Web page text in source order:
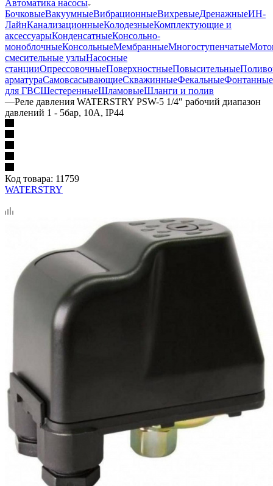
Автоматика насосы
БочковыеВакуумныеВибрационныеВихревыеДренажныеИН-
ЛайнКанализационныеКолодезныеКомплектующие и
аксессуарыКонденсатныеКонсольно-
моноблочныеКонсольныеМембранныеМногоступенчатые
смесительные узлыНасосные
станцииОпрессовочныеПоверхностныеПовысительные
арматураСамовсасывающиеСкважинныеФекальныеФонтанные
для ГВСШестеренныеШламовыеШланги и полив
—Реле давления WATERSTRY PSW-5 1/4″ рабочий диапазон
давлений 1 - 5бар, 10А, IP44
Код товара: 11759
WATERSTRY